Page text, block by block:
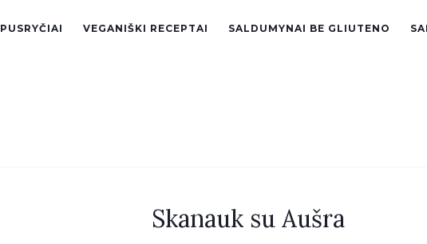
PUSRYČIAI VEGANIŠKI RECEPTAI SALDUMYNAI BE GLIUTENO
Skanauk su Aušra